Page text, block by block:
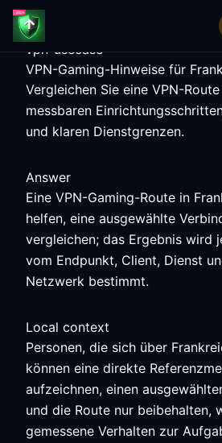
vpn-usecase
VPN-Gaming-Hinweise für
Vergleichen Sie eine VPN-
messbaren
und klaren Dienstgrenzen.
Answer
Eine VPN-Gaming-Route in
helfen, eine ausgewählte
vergleichen; das Ergebnis wird
vom Endpunkt, Client, Dienst
Netzwerk bestimmt.
Local context
Personen, die sich über
können eine direkte
aufzeichnen, einen
und die Route nur beibehalten,
gemessene Verhalten zur